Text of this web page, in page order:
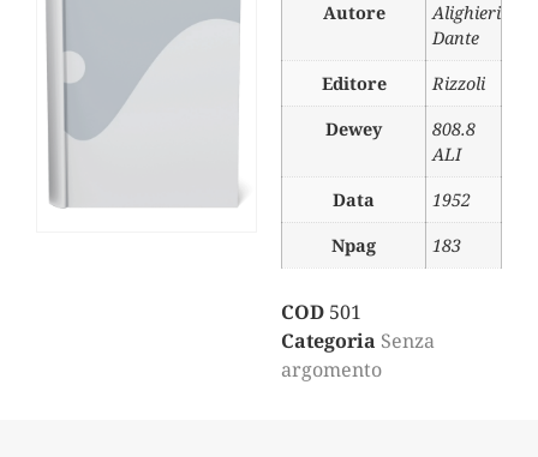
Autore
Alighieri
Dante
Editore
Rizzoli
Dewey
808.8
ALI
Data
1952
Npag
183
COD 501
Categoria Senza
argomento